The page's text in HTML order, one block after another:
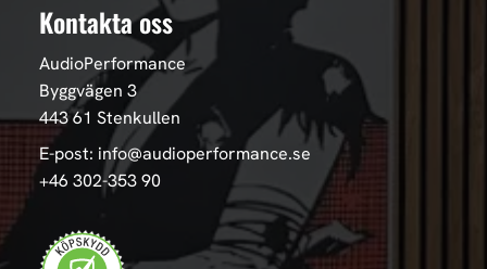
Kontakta oss
AudioPerformance
Byggvägen 3
443 61 Stenkullen
E-post: info@audioperformance.se
+46 302-353 90